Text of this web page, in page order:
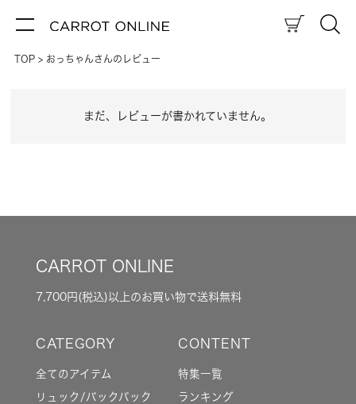
TOP おっちゃんさんのレビュー
まだ、レビューが書かれていません。
CARROT ONLINE
7,700円(税込)以上のお買い物で送料無料
全てのアイテム
リュック/バックパック
特集一覧
ランキング